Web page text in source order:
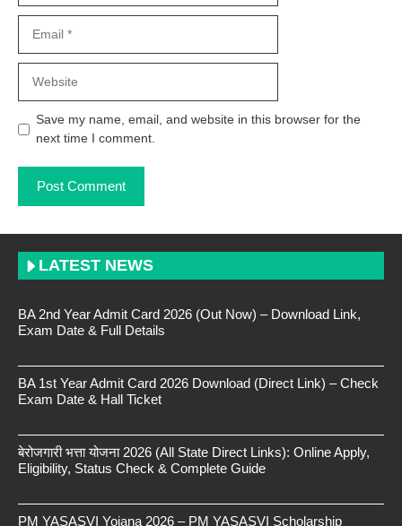
Save my name, email, and website in this browser for the
next time I comment.
LATEST NEWS
BA 2nd Year Admit Card 2026 (Out Now) – Download Link,
Exam Date & Full Details
BA 1st Year Admit Card 2026 Download (Direct Link) – Check
Exam Date & Hall Ticket
बेरोजगारी भत्ता योजना 2026 (All State Direct Links): Online Apply,
Eligibility, Status Check & Complete Guide
PM YASASVI Yojana 2026 – PM YASASVI Scholarship